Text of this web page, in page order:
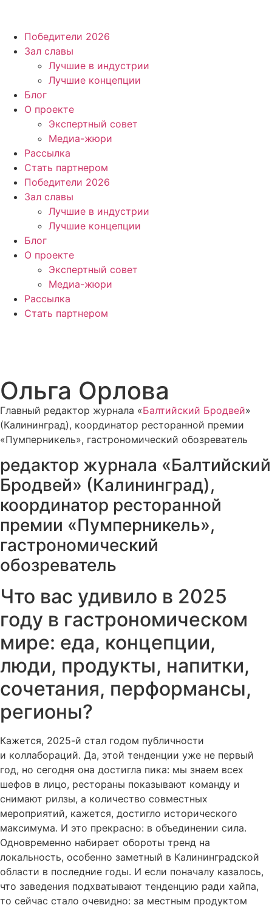
Победители 2026
Зал славы
Лучшие в индустрии
Лучшие концепции
Блог
О проекте
Экспертный совет
Медиа-жюри
Рассылка
Стать партнером
Победители 2026
Зал славы
Лучшие в индустрии
Лучшие концепции
Блог
О проекте
Экспертный совет
Медиа-жюри
Рассылка
Стать партнером
Ольга Орлова
Главный редактор журнала «Балтийский Бродвей»
(Калининград), координатор ресторанной премии
«Пумперникель», гастрономический обозреватель
редактор журнала «Балтийский
Бродвей» (Калининград),
координатор ресторанной
премии «Пумперникель»,
гастрономический
обозреватель
Что вас удивило в 2025
году в гастрономическом
мире: еда, концепции,
люди, продукты, напитки,
сочетания, перформансы,
регионы?
Кажется, 2025-й стал годом публичности
и коллабораций. Да, этой тенденции уже не первый
год, но сегодня она достигла пика: мы знаем всех
шефов в лицо, рестораны показывают команду и
снимают рилзы, а количество совместных
мероприятий, кажется, достигло исторического
максимума. И это прекрасно: в объединении сила.
Одновременно набирает обороты тренд на
локальность, особенно заметный в Калининградской
области в последние годы. И если поначалу казалось,
что заведения подхватывают тенденцию ради хайпа,
то сейчас стало очевидно: за местным продуктом